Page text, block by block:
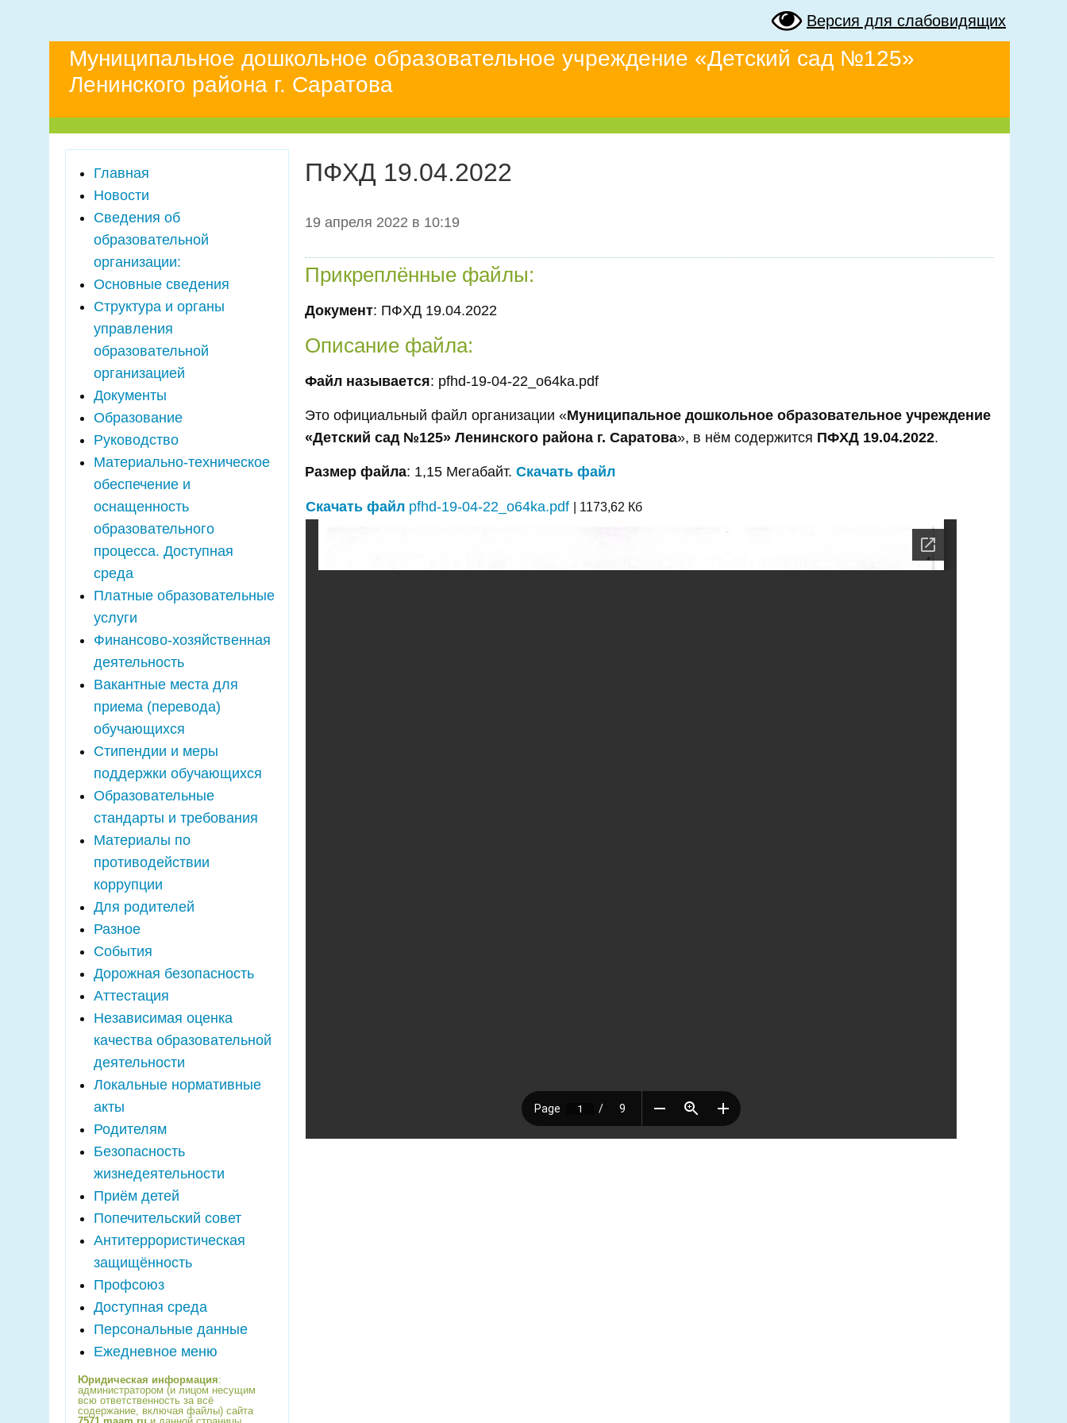
Версия для слабовидящих
Муниципальное дошкольное образовательное учреждение «Детский сад №125»
Ленинского района г. Саратова
Главная
Новости
Сведения об
образовательной
организации:
Основные сведения
Структура и органы
управления
образовательной
организацией
Документы
Образование
Руководство
Материально-техническое
обеспечение и
оснащенность
образовательного
процесса. Доступная
среда
Платные образовательные
услуги
Финансово-хозяйственная
деятельность
Вакантные места для
приема (перевода)
обучающихся
Стипендии и меры
поддержки обучающихся
Образовательные
стандарты и требования
Материалы по
противодействии
коррупции
Для родителей
Разное
События
Дорожная безопасность
Аттестация
Независимая оценка
качества образовательной
деятельности
Локальные нормативные
акты
Родителям
Безопасность
жизнедеятельности
Приём детей
Попечительский совет
Антитеррористическая
защищённость
Профсоюз
Доступная среда
Персональные данные
Ежедневное меню
Юридическая информация:
администратором (и лицом несущим
всю ответственность за всё
содержание, включая файлы) сайта
ПФХД 19.04.2022
19 апреля 2022 в 10:19
Прикреплённые файлы:
Документ: ПФХД 19.04.2022
Описание файла:
Файл называется: pfhd-19-04-22_o64ka.pdf
Это официальный файл организации «Муниципальное дошкольное образовательное учреждение
«Детский сад №125» Ленинского района г. Саратова», в нём содержится ПФХД 19.04.2022.
Размер файла: 1,15 Мегабайт. Скачать файл
Скачать файл pfhd-19-04-22_o64ka.pdf | 1173,62 Кб